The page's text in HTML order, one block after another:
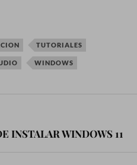
TUTORIALES
WINDOWS
INSTALAR WINDOWS 11